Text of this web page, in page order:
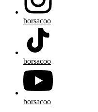
borsacoo
borsacoo
borsacoo